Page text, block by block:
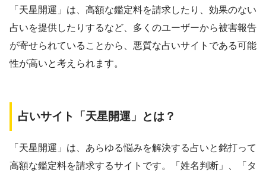
「天星開運」は、高額な鑑定料を請求したり、効果のない
占いを提供したりするなど、多くのユーザーから被害報告
が寄せられていることから、悪質な占いサイトである可能
性が高いと考えられます。
占いサイト「天星開運」とは？
「天星開運」は、あらゆる悩みを解決する占いと銘打って
高額な鑑定料を請求するサイトです。「姓名判断」、「タ